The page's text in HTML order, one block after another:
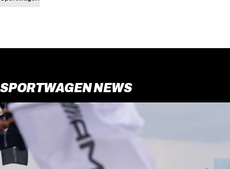
SPORTWAGEN NEWS